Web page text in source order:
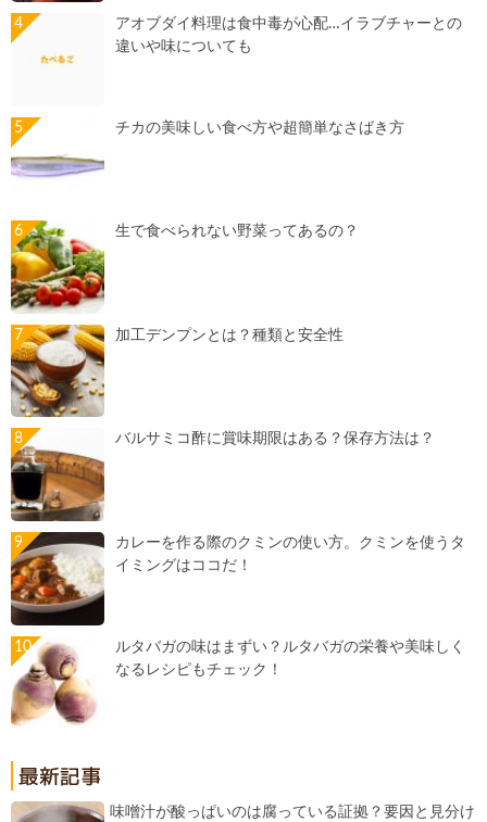
アオブダイ料理は食中毒が心配…イラブチャーとの
違いや味についても
チカの美味しい食べ方や超簡単なさばき方
生で食べられない野菜ってあるの？
加工デンプンとは？種類と安全性
バルサミコ酢に賞味期限はある？保存方法は？
カレーを作る際のクミンの使い方。クミンを使うタ
イミングはココだ！
ルタバガの味はまずい？ルタバガの栄養や美味しく
なるレシピもチェック！
味噌汁が酸っぱいのは腐っている証拠？要因と見分け